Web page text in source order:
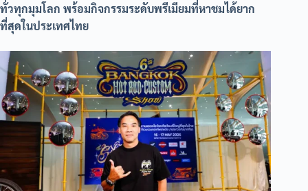
ทั่วทุกมุมโลก พร้อมกิจกรรมระดับพรีเมียมที่หาชมได้ยาก
ที่สุดในประเทศไทย